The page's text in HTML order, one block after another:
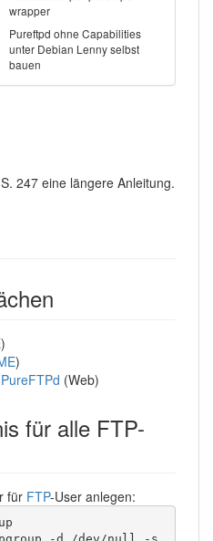
wrapper
Pureftpd ohne Capabilities
unter Debian Lenny selbst
bauen
247 eine längere Anleitung.
)
)
(Web)
für alle FTP-
für FTP-User anlegen: